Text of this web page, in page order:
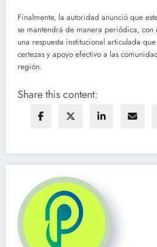
Finalmente, la autoridad anunció que
se mantendrá de manera periódica,
una respuesta institucional articulada
certezas y apoyo efectivo a las
región.
Share this content: